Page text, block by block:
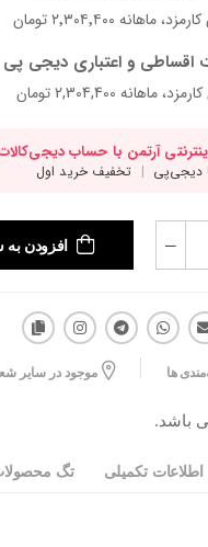
اقساطی و اعتباری دیجی پی
افزودن به
ها موجود در سایر
باشد.
اطلاعات تکمیلی تگ